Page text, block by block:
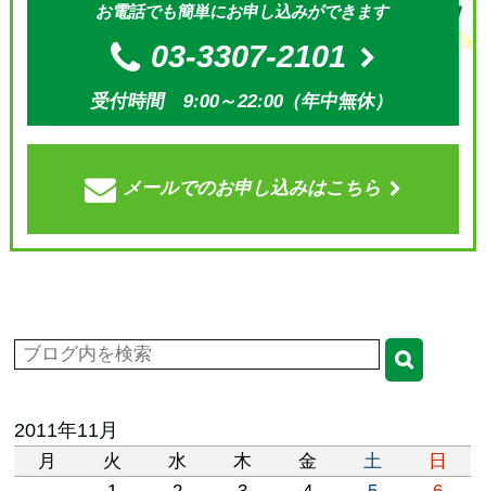
お電話でも簡単にお申し込みができます
03-3307-2101
受付時間 9:00～22:00（年中無休）
メールでのお申し込みはこちら
2011年11月
月 火 水 木 金 土
日